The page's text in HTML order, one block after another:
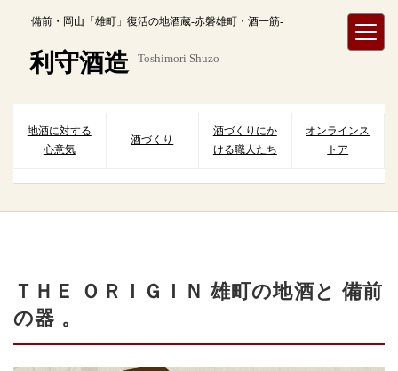
備前・岡山「雄町」復活の地酒蔵-赤磐雄町・酒一筋-
利守酒造 Toshimori Shuzo
地酒に対する
心意気
酒づくり
酒づくりにか
ける職人たち
オンラインス
トア
ＴＨＥ ＯＲＩＧＩＮ 雄町の地酒と 備前
の器 。